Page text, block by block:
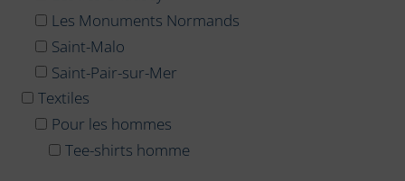
Les Monuments Normands
Saint-Malo
Saint-Pair-sur-Mer
Textiles
Pour les hommes
Tee-shirts homme